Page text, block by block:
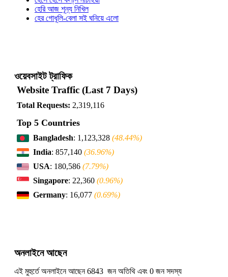
হেরি আজ শূন্য নিখিল
হের গোধূলি-বেলা সই ঘনিয়ে এলো
ওয়েবসাইট ট্রাফিক
Website Traffic (Last 7 Days)
Total Requests: 2,319,116
Top 5 Countries
Bangladesh: 1,123,328 (48.44%)
India: 857,140 (36.96%)
USA: 180,586 (7.79%)
Singapore: 22,360 (0.96%)
Germany: 16,077 (0.69%)
অনলাইনে আছেন
এই মুহুর্তে অনলাইনে আছেন 6843 জন অতিথি এবং 0 জন সদস্য